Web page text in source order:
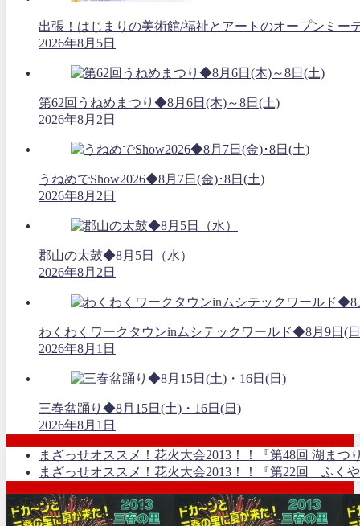
出張！はじまりの美術館/福祉とアートのオープンミー
2026年8月5日
第62回うねめまつり◆8月6日(木)～8日(土)
2026年8月2日
うねめでShow2026◆8月7日(金)･8日(土)
2026年8月2日
郡山の太鼓◆8月5日（水）
2026年8月2日
わくわくワークタウンinムシテックワールド◆8月9日(
2026年8月1日
三春盆踊り◆8月15日(土)・16日(日)
2026年8月1日
まざっせオススメ！花火大会2013！！『第48回 湖まつ
まざっせオススメ！花火大会2013！！『第22回 ふく
この記事が気に入ったら
フォローしよう